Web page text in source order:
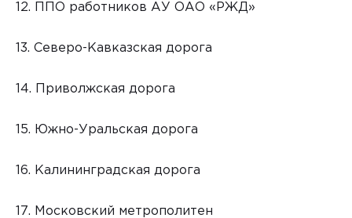
12. ППО работников АУ ОАО «РЖД»
13. Северо-Кавказская дорога
14. Приволжская дорога
15. Южно-Уральская дорога
16. Калининградская дорога
17. Московский метрополитен